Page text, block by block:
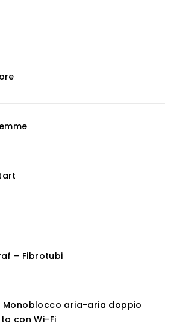
– Fibrotubi
Monoblocco aria-aria doppio
con Wi-Fi